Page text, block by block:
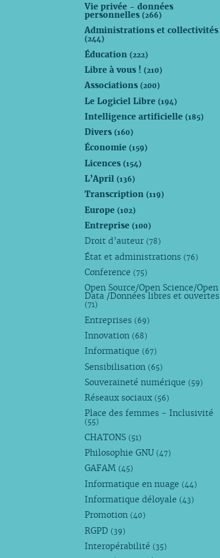
Vie privée - données
personnelles(266)
Administrations et collectivités
(244)
Éducation(222)
Libre à vous !(210)
Associations(200)
Le Logiciel Libre(194)
Intelligence artificielle(185)
Divers(160)
Économie(159)
Licences(154)
L’April(136)
Transcription(119)
Europe(102)
Entreprise(100)
Droit d’auteur (78)
État et administrations (76)
Conference (75)
Open Source/Open Science/Open
Data /Données libres et ouvertes
(71)
Entreprises (69)
Innovation (68)
Informatique (67)
Sensibilisation (65)
Souveraineté numérique (59)
Réseaux sociaux (56)
Place des femmes - Inclusivité
(55)
CHATONS (51)
Philosophie GNU (47)
GAFAM (45)
Informatique en nuage (44)
Informatique déloyale (43)
Promotion (40)
RGPD (39)
Interopérabilité (35)